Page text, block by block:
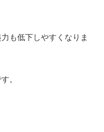
も低下しやすくなりま
。